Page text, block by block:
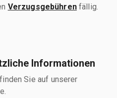
Verzugsgebührenfällig.
Informationen
Sie auf unserer